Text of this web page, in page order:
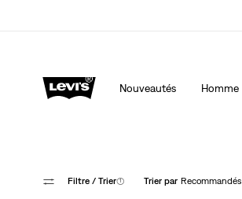
Nouveautés Homme
Filtre / Trier(1) Trier par Recommandés